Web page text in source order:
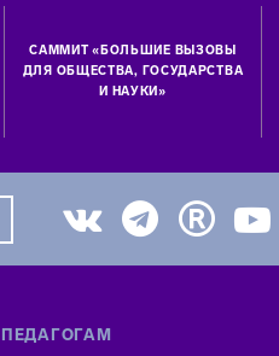
САММИТ «БОЛЬШИЕ ВЫЗОВЫ
ДЛЯ ОБЩЕСТВА, ГОСУДАРСТВА
И НАУКИ»
ПЕДАГОГАМ